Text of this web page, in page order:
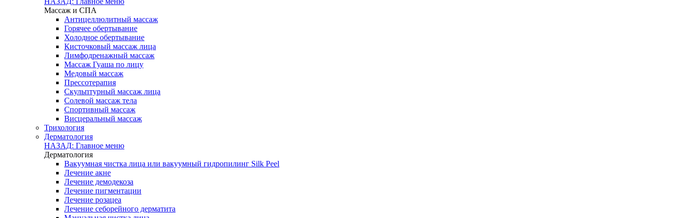
Массаж и СПА
Антицеллюлитный массаж
Горячее обертывание
Холодное обертывание
Кисточковый массаж лица
Лимфодренажный массаж
Массаж Гуаша по лицу
Медовый массаж
Прессотерапия
Скульптурный массаж лица
Солевой массаж тела
Спортивный массаж
Висцеральный массаж
Трихология
Дерматология
НАЗАД: Главное меню
Дерматология
Вакуумная чистка лица или вакуумный гидропилинг Silk Peel
Лечение акне
Лечение демодекоза
Лечение пигментации
Лечение розацеа
Лечение себорейного дерматита